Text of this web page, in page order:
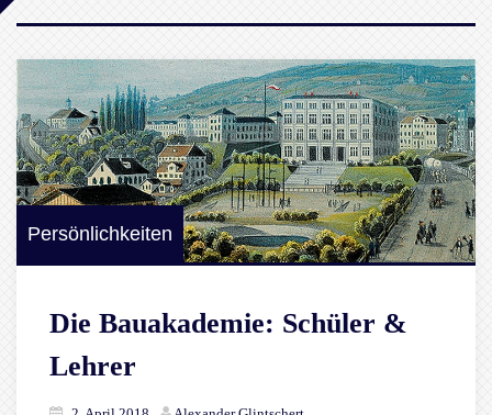
Persönlichkeiten
Die Bauakademie: Schüler &
Lehrer